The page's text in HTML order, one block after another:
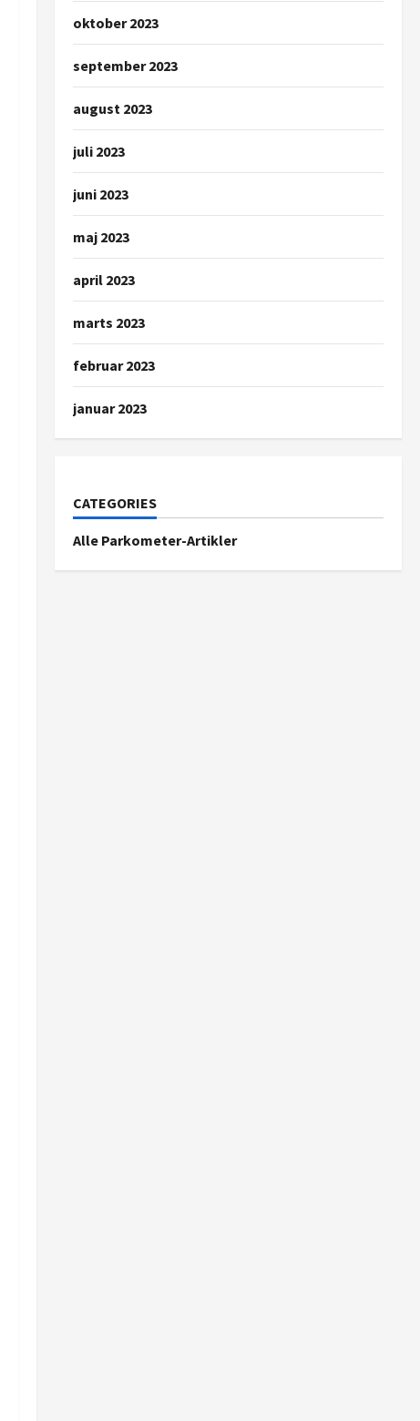
oktober 2023
september 2023
august 2023
juli 2023
juni 2023
maj 2023
april 2023
marts 2023
februar 2023
januar 2023
CATEGORIES
Alle Parkometer-Artikler